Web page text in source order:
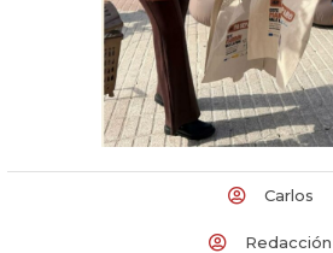
Carlos
Redacción